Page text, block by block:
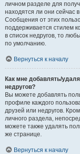
личном разделе для
находятся ли они сейчас
Сообщения от этих
поддерживается стилем
в список недругов, то
по умолчанию.
Вернуться к началу
Как мне добавлять/
недругов?
Вы можете добавлять
профиле каждого
друзей или недругов.
личного раздела,
можете также удалять
же странице.
Вернуться к началу